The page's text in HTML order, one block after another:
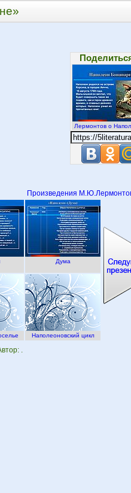
Лермонтов о
Произведения
Дума
Наполеоновский цикл
.